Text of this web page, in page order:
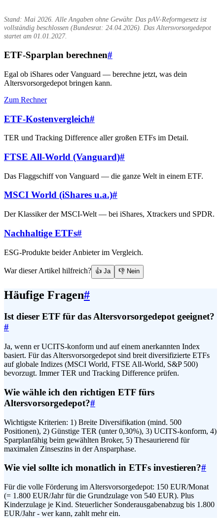
Stand: Mai 2026. Alle Angaben ohne Gewähr. Das pAV-Reformgesetz ist
vollständig beschlossen (Bundesrat: 24.04.2026). Das Altersvorsorgedepot
startet am 01.01.2027.
ETF-Sparplan berechnen#
Egal ob iShares oder Vanguard — berechne jetzt, was dein
Altersvorsorgedepot bringen kann.
Zum Rechner
ETF-Kostenvergleich#
TER und Tracking Difference aller großen ETFs im Detail.
FTSE All-World (Vanguard)#
Das Flaggschiff von Vanguard — die ganze Welt in einem ETF.
MSCI World (iShares u.a.)#
Der Klassiker der MSCI-Welt — bei iShares, Xtrackers und SPDR.
Nachhaltige ETFs#
ESG-Produkte beider Anbieter im Vergleich.
War dieser Artikel hilfreich? 👍 Ja 👎 Nein
Häufige Fragen#
Ist dieser ETF für das Altersvorsorgedepot geeignet?
#
Ja, wenn er UCITS-konform und auf einem anerkannten Index
basiert. Für das Altersvorsorgedepot sind breit diversifizierte ETFs
auf globale Indizes (MSCI World, FTSE All-World, S&P 500)
bevorzugt. Immer TER und Tracking Difference prüfen.
Wie wähle ich den richtigen ETF fürs
Altersvorsorgedepot?#
Wichtigste Kriterien: 1) Breite Diversifikation (mind. 500
Positionen), 2) Günstige TER (unter 0,30%), 3) UCITS-konform, 4)
Sparplanfähig beim gewählten Broker, 5) Thesaurierend für
maximalen Zinseszins in der Ansparphase.
Wie viel sollte ich monatlich in ETFs investieren?#
Für die volle Förderung im Altersvorsorgedepot: 150 EUR/Monat
(= 1.800 EUR/Jahr für die Grundzulage von 540 EUR). Plus
Kinderzulage je Kind. Steuerlicher Sonderausgabenabzug bis 1.800
EUR/Jahr - wer kann, zahlt mehr ein.